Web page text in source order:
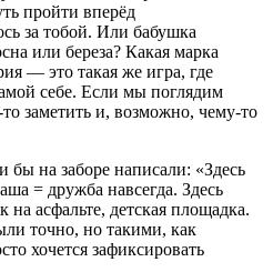
пройти вперёд
за тобой. Или бабушка
или береза? Какая марка
— это такая же игра, где
себе. Если мы поглядим
заметить и, возможно, чему-то
на заборе написали: «Здесь
= дружба навсегда. Здесь
асфальте, детская площадка.
точно, но такими, как
хочется зафиксировать